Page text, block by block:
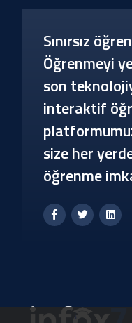
Sınırsız
Öğrenmeyi
son
interaktif
size her
öğrenme